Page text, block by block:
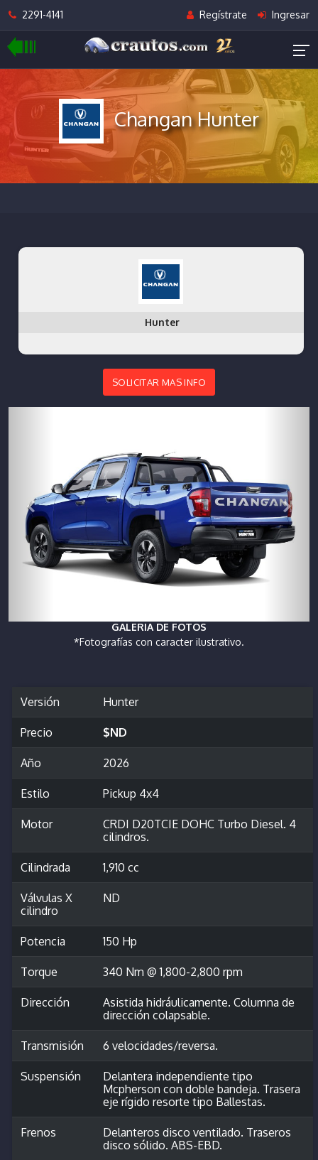
2291-4141 Regístrate Ingresar
Changan Hunter
Hunter
SOLICITAR MAS INFO
GALERIA DE FOTOS
*Fotografías con caracter ilustrativo.
Versión Hunter
Precio $ND
Año 2026
Estilo Pickup 4x4
Motor
CRDI D20TCIE DOHC Turbo Diesel. 4
cilindros.
Cilindrada 1,910 cc
Válvulas X
cilindro
ND
Potencia 150 Hp
Torque 340 Nm @ 1,800-2,800 rpm
Dirección
Asistida hidráulicamente. Columna de
dirección colapsable.
Transmisión 6 velocidades/reversa.
Suspensión
Delantera independiente tipo
Mcpherson con doble bandeja. Trasera
eje rígido resorte tipo Ballestas.
Frenos
Delanteros disco ventilado. Traseros
disco sólido. ABS-EBD.